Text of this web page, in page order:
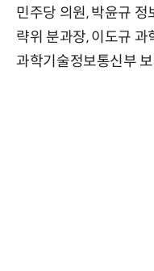
민주당 의원, 박윤규
략위 분과장, 이도규
과학기술정보통신부